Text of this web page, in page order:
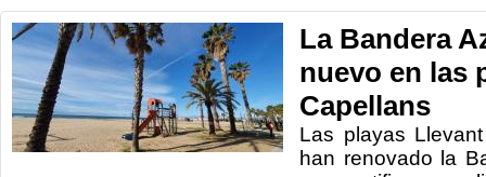
La Bandera
nuevo en las
Capellans
Las playas
han renovado la